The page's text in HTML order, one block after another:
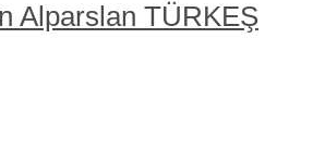
Alparslan TÜRKEŞ